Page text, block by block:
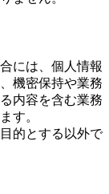
には、個人情報
機密保持や業務
内容を含む業務
す。
的とする以外で